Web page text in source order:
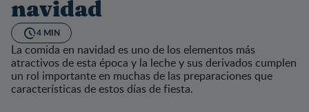
navidad
4 MIN
La comida en navidad es uno de los elementos más
atractivos de esta época y la leche y sus derivados cumplen
un rol importante en muchas de las preparaciones que
características de estos días de fiesta.